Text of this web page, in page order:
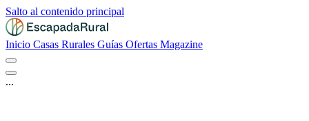
Salto al contenido principal
Inicio Casas Rurales Guías Ofertas Magazine
...